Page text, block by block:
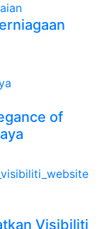
of
Visibiliti